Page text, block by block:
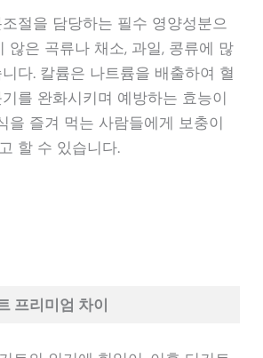
절을 담당하는 필수 영양성분으
않은 곡류나 채소, 과일, 콩류에 많
다. 칼륨은 나트륨을 배출하여 혈
를 완화시키며 예방하는 효능이
을 즐겨 먹는 사람들에게 보충이
할 수 있습니다.
프리미엄 차이